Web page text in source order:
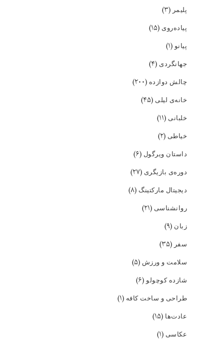
پلیمر (۳)
پیاده‌روی (۱۵)
پیانو(۱)
جهانگردی (۴)
چالش دوازده (۲۰۰)
خانه‌ی لیلی (۴۵)
خلبانی (۱۱)
خیاطی (۲)
داستان ویرگول (۶)
دوره‌ی بازیگری (۲۷)
دیجیتال مارکتینگ (۸)
روانشناسی (۲۱)
زبان (۹)
سفر (۳۵)
سلامت و ورزش (۵)
شازده کوچولو(۶)
طراحی و ساخت کافه (۱)
عادت‌ها (۱۵)
عکاسی (۱)